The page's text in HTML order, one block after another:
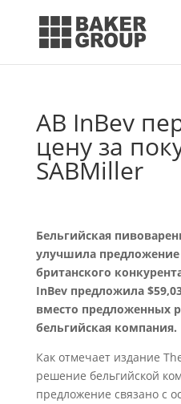
AB InBev
цену за
SABMiller
Бельгийская
улучшила предложение
британского
InBev предложила
вместо предложенных
бельгийская компания.
Как отмечает издание
решение бельгийской
предложение связано с